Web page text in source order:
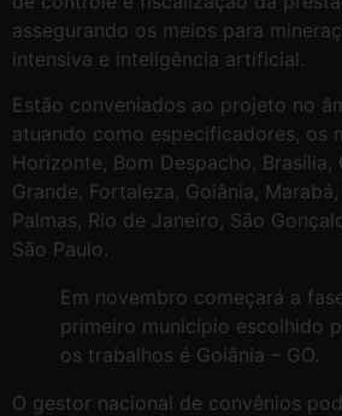
assegurando os meios para
intensiva e inteligência artificial.
Estão conveniados ao projeto no
atuando como especificadores, os
Horizonte, Bom Despacho, Brasília,
Grande, Fortaleza, Goiânia,
Palmas, Rio de Janeiro, São
São Paulo.
Em novembro começará a
primeiro município escolhido
os trabalhos é Goiânia – GO.
O gestor nacional de convênios